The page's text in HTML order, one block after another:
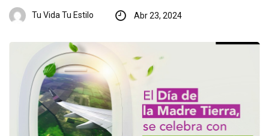
Tu Vida Tu Estilo Abr 23, 2024